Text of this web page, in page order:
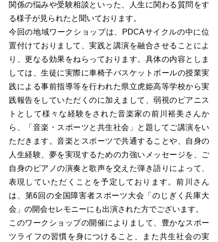
関係の悩みや受験相談といった、人生に関わる質問をす
る様子が見られたと聞いております。
今回の地域ワークショップは、PDCAサイクルの中に位
置付けておりまして、実践と講演を融合させることによ
り、更なる効果をねらっております。具体の内容としま
しては、生徒に実際に車椅子バスケットボールの授業実
践による事前指導等を行われた県立虎姫高等学校から実
践報告をしていただくのに加えまして、弱視のピアニス
トとして様々な経験をされた音楽家の前川裕美さんか
ら、「音楽・スポーツと共生社会」と題してご講演をい
ただきます。音楽とスポーツで共通することや、自身の
人生経験、夢を実現するための力強いメッセージを、ご
自身のピアノの演奏と歌声を交えた弾き語りによって、
表現していただくことを予定しております。前川さん
は、第6回の全国障害者スポーツ大会「のじぎく兵庫大
会」の開会セレモニーにも出演された方でございます。
このワークショップの開催によりまして、豊かなスポー
ツライフの習慣を身につけること、また共生社会の実